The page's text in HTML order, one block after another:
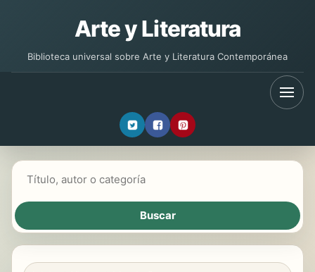
Arte y Literatura
Biblioteca universal sobre Arte y Literatura Contemporánea